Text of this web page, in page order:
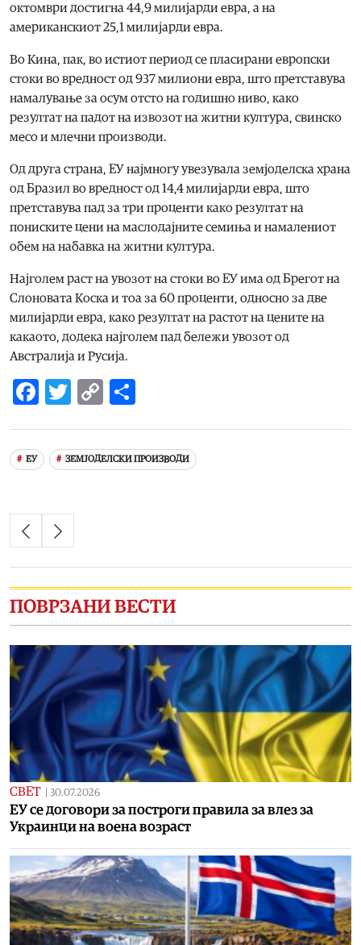
октомври достигна 44,9 милијарди евра, а на
американскиот 25,1 милијарди евра.
Во Кина, пак, во истиот период се пласирани европски
стоки во вредност од 937 милиони евра, што претставува
намалување за осум отсто на годишно ниво, како
резултат на падот на извозот на житни култура, свинско
месо и млечни производи.
Од друга страна, ЕУ најмногу увезувала земјоделска храна
од Бразил во вредност од 14,4 милијарди евра, што
претставува пад за три проценти како резултат на
пониските цени на маслодајните семиња и намалениот
обем на набавка на житни култура.
Најголем раст на увозот на стоки во ЕУ има од Брегот на
Слоновата Коска и тоа за 60 проценти, односно за две
милијарди евра, како резултат на растот на цените на
какаото, додека најголем пад бележи увозот од
Австралија и Русија.
Facebook
Twitter
Copy
ЕУ ЗЕМЈОДЕЛСКИ ПРОИЗВОДИ
ПОВРЗАНИ ВЕСТИ
СВЕТ | 30.07.2026
ЕУ се договори за построги правила за влез за
Украинци на воена возраст